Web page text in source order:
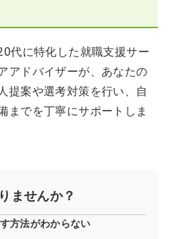
代に特化した就職支援サー
アドバイザーが、あなたの
提案や選考対策を行い、自
までを丁寧にサポートしま
ませんか？
方法がわからない